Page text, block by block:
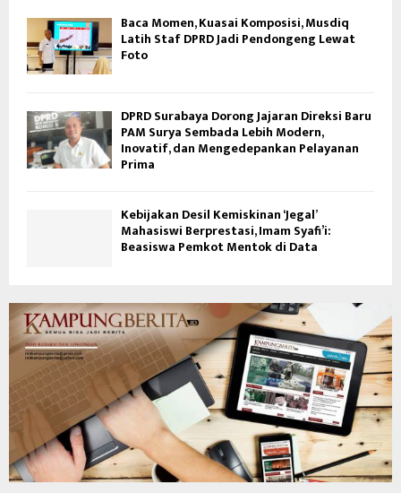
Baca Momen, Kuasai Komposisi, Musdiq
Latih Staf DPRD Jadi Pendongeng Lewat
Foto
DPRD Surabaya Dorong Jajaran Direksi Baru
PAM Surya Sembada Lebih Modern,
Inovatif, dan Mengedepankan Pelayanan
Prima
Kebijakan Desil Kemiskinan ‘Jegal’
Mahasiswi Berprestasi, Imam Syafi’i:
Beasiswa Pemkot Mentok di Data